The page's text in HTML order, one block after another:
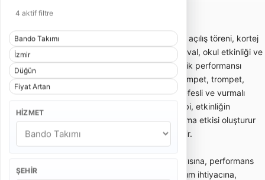
4 aktif filtre
Bando Takımı
İzmir
Düğün
Fiyat Artan
HIZMET
ŞEHIR
karşılaştırmayı sağlar.
Bando takımı; gelin alma, düğün girişi, açılış töreni, kortej
yürüyüşü, sünnet organizasyonu, festival, okul etkinliği ve
kurumsal davetlerde enerjik canlı müzik performansı
sunan gezici müzik ekibidir. Davul, trampet, trompet,
klarnet, saksafon, zurna veya farklı nefesli ve vurmalı
enstrümanlardan oluşabilir. Bando ekibi, etkinliğin
başlangıcında dikkat çekici bir karşılama etkisi oluşturur
ve kalabalığın enerjisini hızlıca yükseltir.
Bando takımı fiyatları; ekipteki kişi sayısına, performans
süresine, etkinlik yerine, şehir dışı ulaşım ihtiyacına,